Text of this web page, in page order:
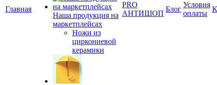
Главная
Наша продукция на
маркетплейсах
Ножи из
циркониевой
керамики
PRO
АНТИШОП
Блог
Условия
оплаты